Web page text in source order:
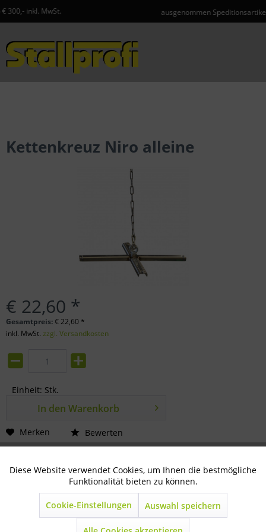
ausgenommen Speditionsartikel und Gefahrgut
Kettenkreuz Niro alleine
€ 22,60 *
Gesamtpreis:€22,60 *
inkl. MwSt. zzgl. Versandkosten
Einheit: Stk.
In den Warenkorb
Merken Bewerten
(ohne Befestigungsmaterial)mehr
Technisch notwendig Aktiv
Marketing Inaktiv
Diese Website verwendet Cookies, um Ihnen die bestmögliche
Funktionalität bieten zu können.
Cookie-Einstellungen Auswahl speichern